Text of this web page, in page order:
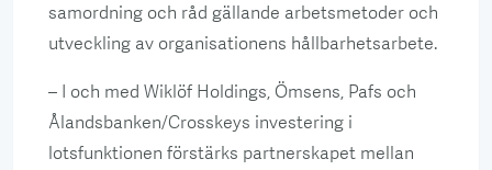
samordning och råd gällande arbetsmetoder och
utveckling av organisationens hållbarhetsarbete.
– I och med Wiklöf Holdings, Ömsens, Pafs och
Ålandsbanken/Crosskeys investering i
lotsfunktionen förstärks partnerskapet mellan